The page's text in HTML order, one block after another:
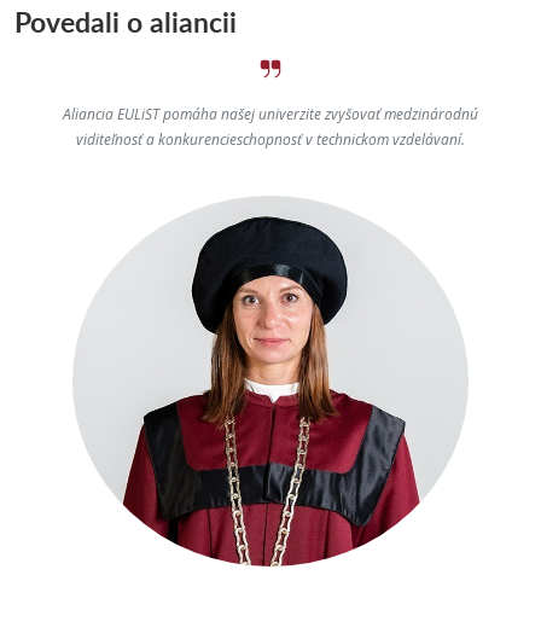
Povedali o aliancii
Aliancia EULiST pomáha našej univerzite zvyšovať medzinárodnú
viditeľnosť a konkurencieschopnosť v technickom vzdelávaní.